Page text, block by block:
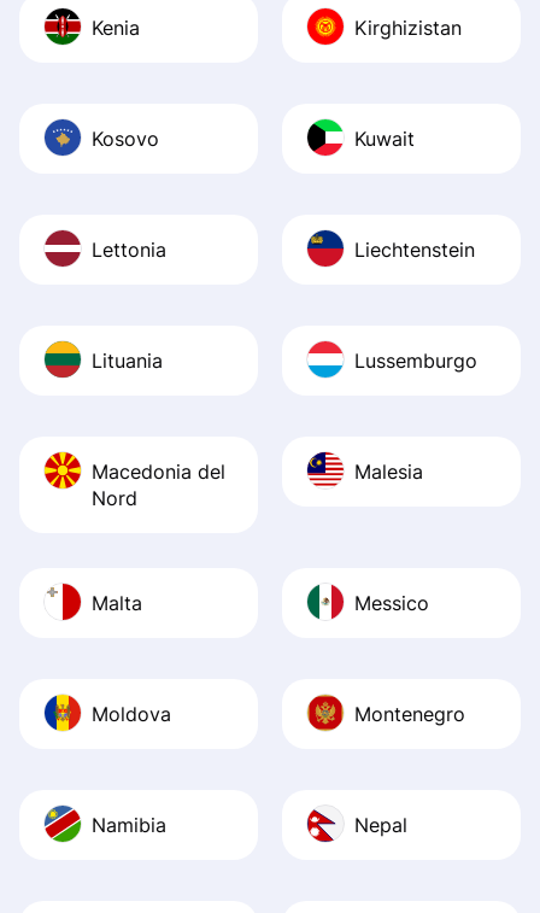
Kenia Kirghizistan
Kosovo Kuwait
Lettonia Liechtenstein
Lituania Lussemburgo
Macedonia del
Nord
Malesia
Malta Messico
Moldova Montenegro
Namibia Nepal